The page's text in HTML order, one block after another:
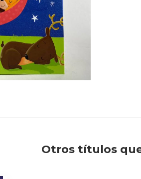
Otros títulos